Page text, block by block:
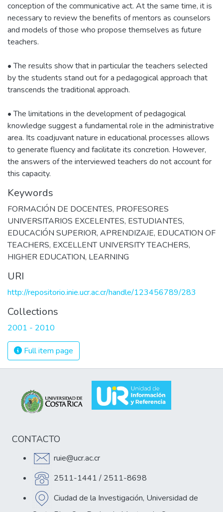
conception of the communicative act. At the same time, it is
necessary to review the benefits of mentors as counselors
and models of those who propose themselves as future
teachers.
• The results show that in particular the teachers selected
by the students stand out for a pedagogical approach that
transcends the traditional approach.
• The limitations in the development of pedagogical
knowledge suggest a fundamental role in the administrative
area. Its coadjuvant nature in educational processes allows
to generate fluency and facilitate its concretion. However,
the answers of the interviewed teachers do not account for
this capacity.
Keywords
FORMACIÓN DE DOCENTES, PROFESORES
UNIVERSITARIOS EXCELENTES, ESTUDIANTES,
EDUCACIÓN SUPERIOR, APRENDIZAJE, EDUCATION OF
TEACHERS, EXCELLENT UNIVERSITY TEACHERS,
HIGHER EDUCATION, LEARNING
URI
http://repositorio.inie.ucr.ac.cr/handle/123456789/283
Collections
2001 - 2010
Full item page
CONTACTO
ruie@ucr.ac.cr
2511-1441 / 2511-8698
Ciudad de la Investigación, Universidad de